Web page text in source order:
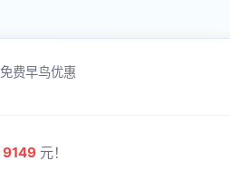
费早鸟优惠
9149 元！